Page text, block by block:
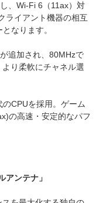
、Wi-Fi 6（11ax）対
ライアント機器の相互
なります。
追加され、80MHzで
り柔軟にチャネル選
CPUを採用。ゲーム
の高速・安定的なパフ
アンテナ」